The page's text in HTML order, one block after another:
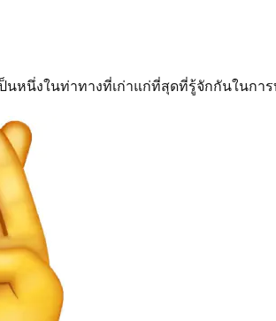
หนึ่งในท่าทางที่เก่าแก่ที่สุดที่รู้จักกันในกา